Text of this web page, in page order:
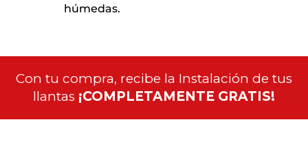
húmedas.
Con tu compra, recibe la Instalación de tus
llantas ¡COMPLETAMENTE GRATIS!